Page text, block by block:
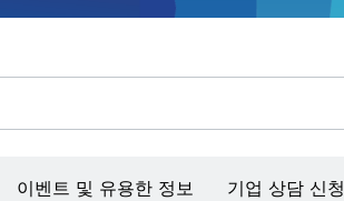
이벤트 및 유용한 정보 기업 상담 신청